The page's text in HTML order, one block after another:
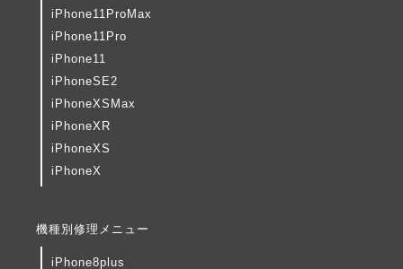
iPhone11ProMax
iPhone11Pro
iPhone11
iPhoneSE2
iPhoneXSMax
iPhoneXR
iPhoneXS
iPhoneX
機種別修理メニュー
iPhone8plus